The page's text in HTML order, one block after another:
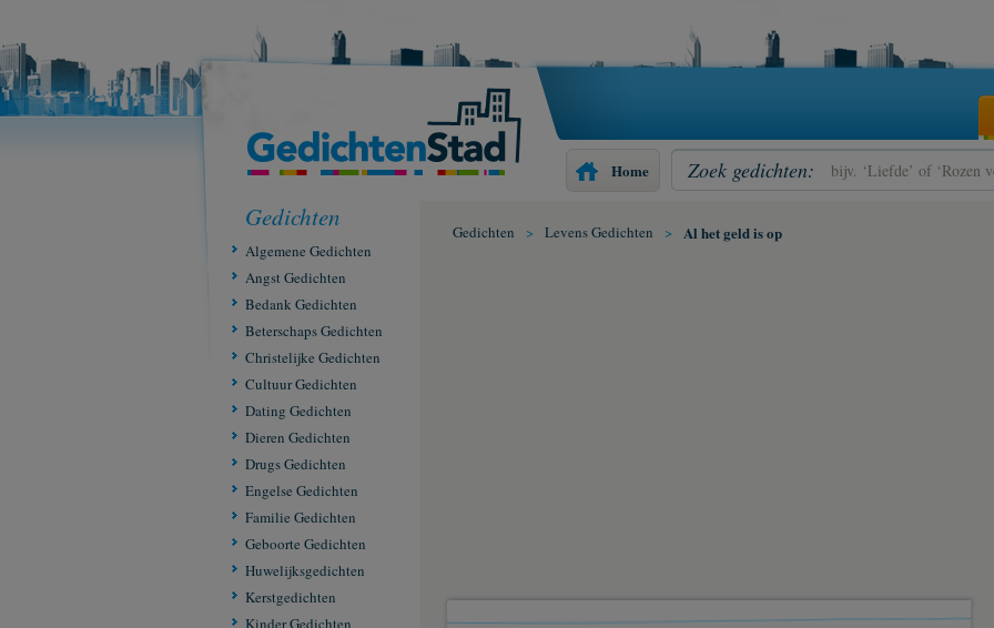
Home Zoek gedichten:
Gedichten
Algemene Gedichten
Angst Gedichten
Bedank Gedichten
Beterschaps Gedichten
Christelijke Gedichten
Cultuur Gedichten
Dating Gedichten
Dieren Gedichten
Drugs Gedichten
Engelse Gedichten
Familie Gedichten
Geboorte Gedichten
Huwelijksgedichten
Kerstgedichten
Kinder Gedichten
Gedichten > Levens Gedichten > Al het geld is op